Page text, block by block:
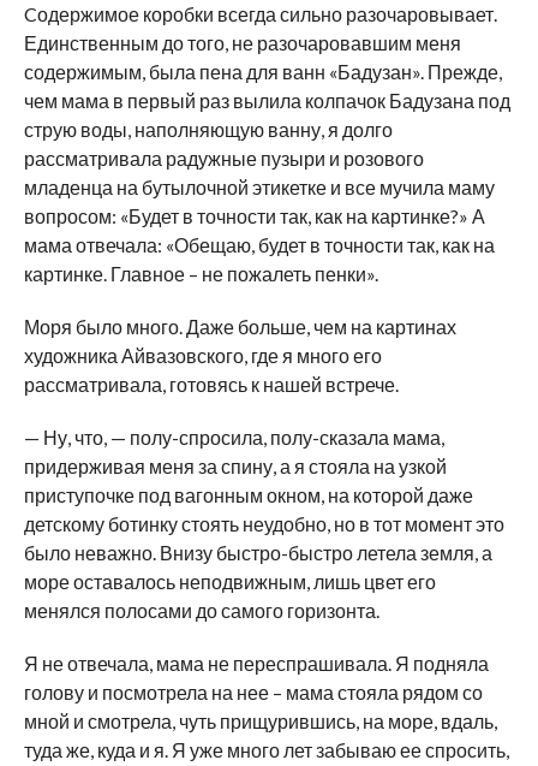
Cодержимое коробки всегда сильно разочаровывает.
Единственным до того, не разочаровавшим меня
содержимым, была пена для ванн «Бадузан». Прежде,
чем мама в первый раз вылила колпачок Бадузана под
струю воды, наполняющую ванну, я долго
рассматривала радужные пузыри и розового
младенца на бутылочной этикетке и все мучила маму
вопросом: «Будет в точности так, как на картинке?» А
мама отвечала: «Обещаю, будет в точности так, как на
картинке. Главное – не пожалеть пенки».
Моря было много. Даже больше, чем на картинах
художника Айвазовского, где я много его
рассматривала, готовясь к нашей встрече.
— Ну, что, — полу-спросила, полу-сказала мама,
придерживая меня за спину, а я стояла на узкой
приступочке под вагонным окном, на которой даже
детскому ботинку стоять неудобно, но в тот момент это
было неважно. Внизу быстро-быстро летела земля, а
море оставалось неподвижным, лишь цвет его
менялся полосами до самого горизонта.
Я не отвечала, мама не переспрашивала. Я подняла
голову и посмотрела на нее – мама стояла рядом со
мной и смотрела, чуть прищурившись, на море, вдаль,
туда же, куда и я. Я уже много лет забываю ее спросить,